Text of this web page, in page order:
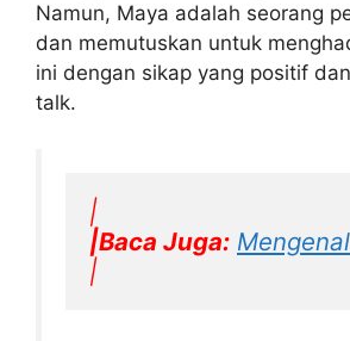
Namun, Maya adalah seorang
dan memutuskan untuk
ini dengan sikap yang positif
talk.
|
|Baca Juga:
|